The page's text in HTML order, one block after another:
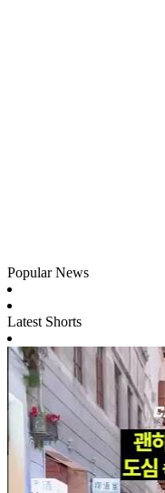
Popular News
Latest Shorts